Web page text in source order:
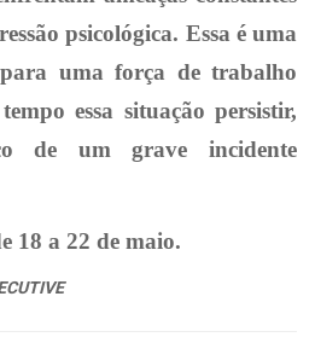
psicológica. Essa é uma
uma força de trabalho
essa situação persistir,
de um grave incidente
18 a 22 de maio.